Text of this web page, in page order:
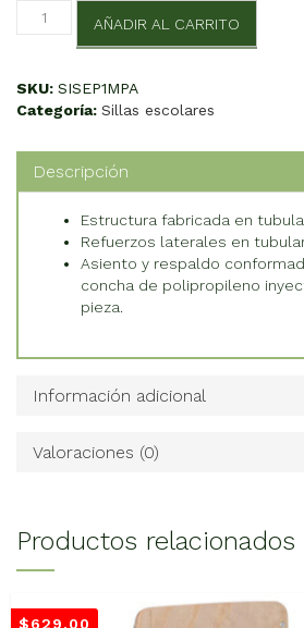
Sep
cantidad
AÑADIR AL CARRITO
SKU: SISEP1MPA
Categoría: Sillas escolares
Descripción
Estructura fabricada en
Refuerzos laterales en
Asiento y respaldo
concha de polipropileno
pieza.
Información adicional
Valoraciones (0)
Productos relacionados
$629.00